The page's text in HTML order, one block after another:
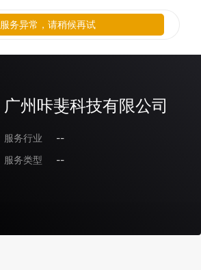
广州咔斐科技有限公司
服务行业
--
服务类型
--
服务异常，请稍候再试